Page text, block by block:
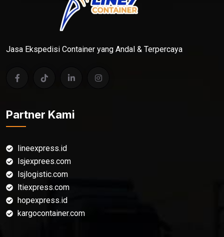
Jasa Ekspedisi Container yang Andal & Terpercaya
Partner Kami
lineexpress.id
lsjexprees.com
lsjlogistic.com
ltiexpress.com
hopexpress.id
kargocontainer.com